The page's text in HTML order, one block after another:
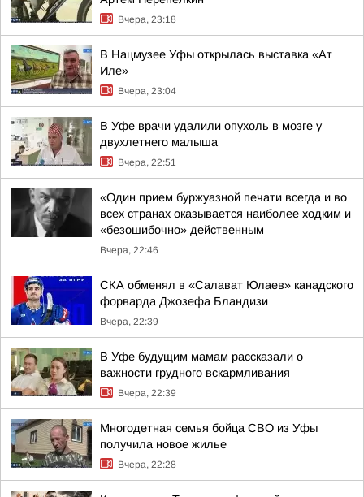
Вчера, 23:18
В Нацмузее Уфы открылась выставка «Ат
Иле»
Вчера, 23:04
В Уфе врачи удалили опухоль в мозге у
двухлетнего малыша
Вчера, 22:51
«Один прием буржуазной печати всегда и во
всех странах оказывается наиболее ходким и
«безошибочно» действенным
Вчера, 22:46
СКА обменял в «Салават Юлаев» канадского
форварда Джозефа Бландизи
Вчера, 22:39
В Уфе будущим мамам рассказали о
важности грудного вскармливания
Вчера, 22:39
Многодетная семья бойца СВО из Уфы
получила новое жилье
Вчера, 22:28